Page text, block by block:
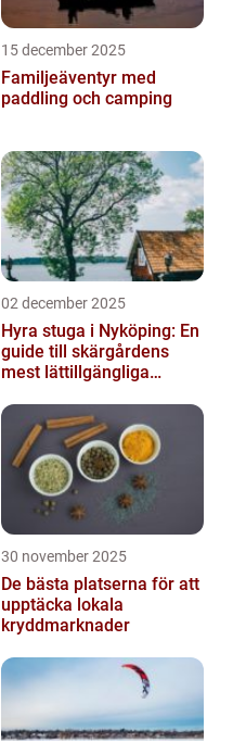
15 december 2025
Familjeäventyr med
paddling och camping
02 december 2025
Hyra stuga i Nyköping: En
guide till skärgårdens
mest lättillgängliga
30 november 2025
De bästa platserna för att
upptäcka lokala
kryddmarknader